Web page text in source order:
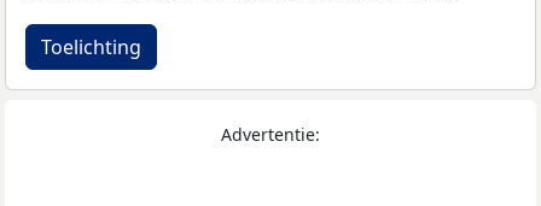
Toelichting
Advertentie: